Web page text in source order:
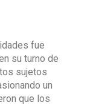
fue
su turno de
sujetos
un
que los